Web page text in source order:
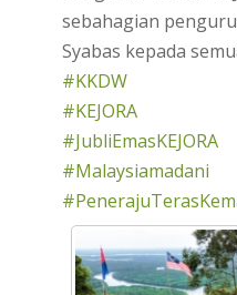
sebahagian
Syabas kepada
#KKDW
#KEJORA
#JubliEmasKEJORA
#Malaysiamadani